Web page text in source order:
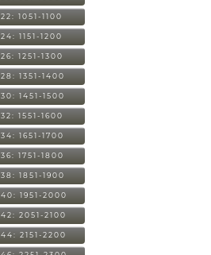
22: 1051-1100
24: 1151-1200
26: 1251-1300
28: 1351-1400
30: 1451-1500
32: 1551-1600
34: 1651-1700
36: 1751-1800
38: 1851-1900
40: 1951-2000
42: 2051-2100
44: 2151-2200